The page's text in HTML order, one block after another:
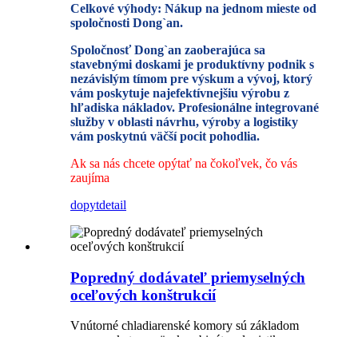
Celkové výhody: Nákup na jednom mieste od
spoločnosti Dong`an.
Spoločnosť Dong`an zaoberajúca sa
stavebnými doskami je produktívny podnik s
nezávislým tímom pre výskum a vývoj, ktorý
vám poskytuje najefektívnejšiu výrobu z
hľadiska nákladov. Profesionálne integrované
služby v oblasti návrhu, výroby a logistiky
vám poskytnú väčší pocit pohodlia.
Ak sa nás chcete opýtať na čokoľvek, čo vás
zaujíma
dopytdetail
Popredný dodávateľ priemyselných
oceľových konštrukcií
Vnútorné chladiarenské komory sú základom